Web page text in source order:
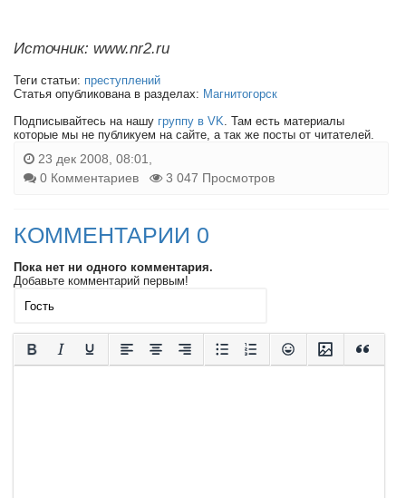
Источник: www.nr2.ru
Теги статьи: преступлений
Статья опубликована в разделах: Магнитогорск
Подписывайтесь на нашу группу в VK. Там есть материалы
которые мы не публикуем на сайте, а так же посты от читателей.
23 дек 2008, 08:01,
0 Комментариев
3 047 Просмотров
КОММЕНТАРИИ 0
Пока нет ни одного комментария.
Добавьте комментарий первым!